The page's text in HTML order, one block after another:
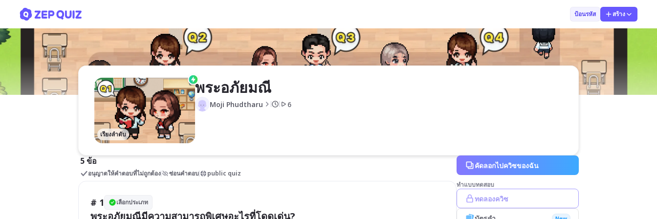
ป้อนรหัส สร้าง
เรียงลำดับ
พระอภัยมณี
Moji Phudtharu 6
5 ข้อ
อนุญาตให้คำตอบที่ไม่ถูกต้อง ซ่อนคำตอบ public quiz
# 1 เลือกประเภท
พระอภัยมณีมีความสามารถพิเศษอะไรที่โดดเด่น?
คัดลอกไปควิซของฉัน
ทำแบบทดสอบ
ทดลองควิซ